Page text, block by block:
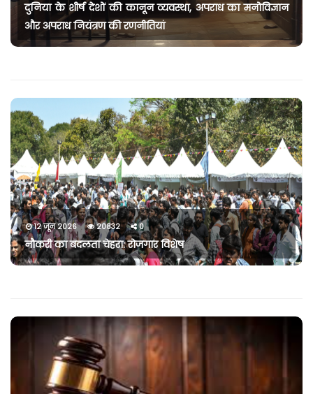
दुनिया के शीर्ष देशों की कानून व्यवस्था, अपराध का मनोविज्ञान
और अपराध नियंत्रण की रणनीतियां
12 जून 2026 20832 0
नौकरी का बदलता चेहरा: रोजगार विशेष